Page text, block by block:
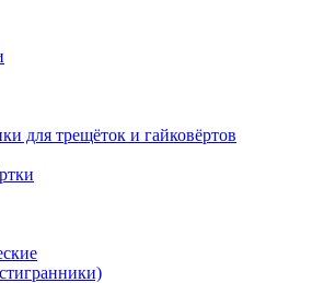
для трещёток и гайковёртов